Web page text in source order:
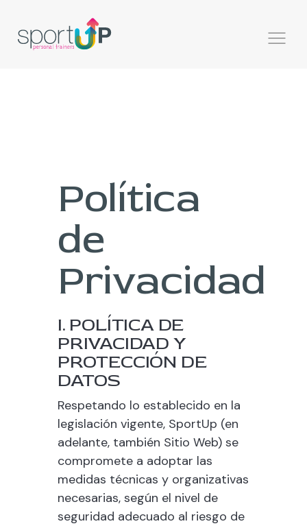
Política
de
Privacidad
I. POLÍTICA DE
PRIVACIDAD Y
PROTECCIÓN DE
DATOS
Respetando lo establecido en la
legislación vigente, SportUp (en
adelante, también Sitio Web) se
compromete a adoptar las
medidas técnicas y organizativas
necesarias, según el nivel de
seguridad adecuado al riesgo de